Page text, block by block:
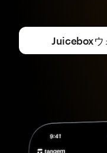
Juiceboxウ